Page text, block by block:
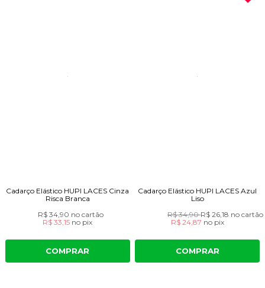
Cadarço Elástico HUPI LACES Cinza
Risca Branca
R$ 34,90 no cartão
R$ 33,15 no pix
COMPRAR
Cadarço Elástico HUPI LACES Azul
Liso
R$ 34,90R$ 26,18 no cartão
R$ 24,87 no pix
COMPRAR